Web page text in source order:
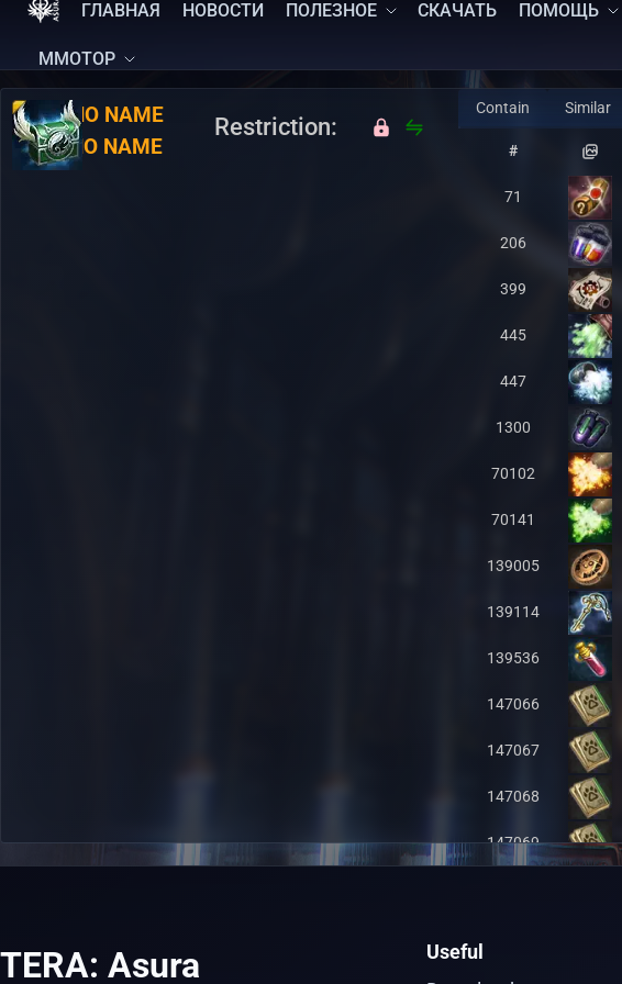
ГЛАВНАЯ НОВОСТИ ПОЛЕЗНОЕ СКАЧАТЬ ПОМОЩЬ
MMOTOP
RU:NO NAME
EN:NO NAME
Restriction:
Contain Similar
#
71
206
399
445
447
1300
70102
70141
139005
139114
139536
147066
147067
147068
147069
TERA: Asura
Useful